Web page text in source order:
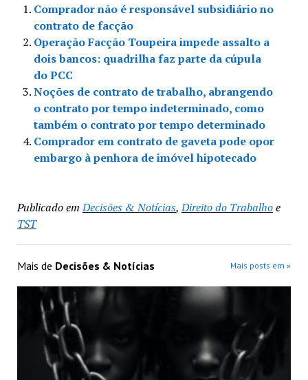
Comprador não é responsável subsidiário no
contrato de facção
Operação Facção Toupeira impede assalto a
dois bancos: quadrilha faz parte da cúpula
do PCC
Noções de contrato de trabalho, abrangendo
o contrato por tempo indeterminado, como
também o contrato por tempo determinado
Comprador em contrato de gaveta pode opor
embargo à penhora de imóvel hipotecado
Publicado em Decisões & Notícias,Direito do Trabalhoe
TST
Mais de Decisões & Notícias Mais posts em »